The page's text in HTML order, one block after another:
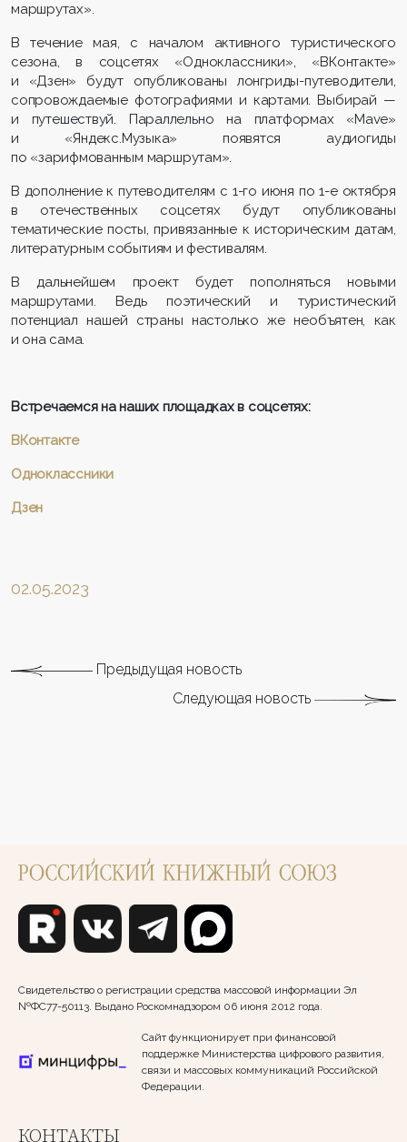
маршрутах».
В течение мая, с началом активного туристического
сезона, в соцсетях «Одноклассники», «ВКонтакте»
и «Дзен» будут опубликованы лонгриды-путеводители,
сопровождаемые фотографиями и картами. Выбирай —
и путешествуй. Параллельно на платформах «Mave»
и «Яндекс.Музыка» появятся аудиогиды
по «зарифмованным маршрутам».
В дополнение к путеводителям с 1-го июня по 1-е октября
в отечественных соцсетях будут опубликованы
тематические посты, привязанные к историческим датам,
литературным событиям и фестивалям.
В дальнейшем проект будет пополняться новыми
маршрутами. Ведь поэтический и туристический
потенциал нашей страны настолько же необъятен, как
и она сама.
Встречаемся на наших площадках в соцсетях:
ВКонтакте
Одноклассники
Дзен
02.05.2023
Предыдущая новость
Следующая новость
Свидетельство о регистрации средства массовой информации Эл
№ФС77-50113. Выдано Роскомнадзором 06 июня 2012 года.
Сайт функционирует при финансовой
поддержке Министерства цифрового развития,
связи и массовых коммуникаций Российской
Федерации.
КОНТАКТЫ